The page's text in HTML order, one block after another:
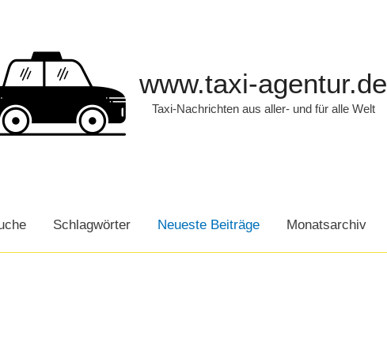
www.taxi-agentur.de
Taxi-Nachrichten aus aller- und für alle Welt
Schlagwörter Neueste Beiträge Monatsarchiv